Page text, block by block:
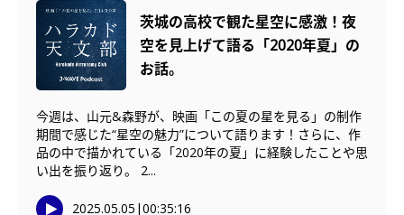
茨城の高校で観た星空に感激！夜
空を見上げて語る「2020年夏」の
お話。
今週は、山元&森野が、映画「この夏の星を見る」の制作
期間で感じた“星空の魅力”について語ります！さらに、作
品の中で描かれている「2020年の夏」に経験したことや思
い出を振り返り。 2...
2025.05.05 |00:35:16